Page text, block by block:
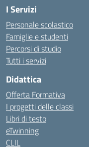
I Servizi
Personale scolastico
Famiglie e studenti
Percorsi di studio
Tutti i servizi
Didattica
Offerta Formativa
I progetti delle classi
Libri di testo
eTwinning
CLIL